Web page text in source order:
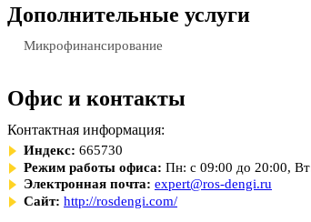
Дополнительные услуги
Микрофинансирование
Офис и контакты
Контактная информация:
Индекс: 665730
Режим работы офиса: Пн: с 09:00 до 20:00,
Электронная почта: expert@ros-dengi.ru
Сайт: http://rosdengi.com/